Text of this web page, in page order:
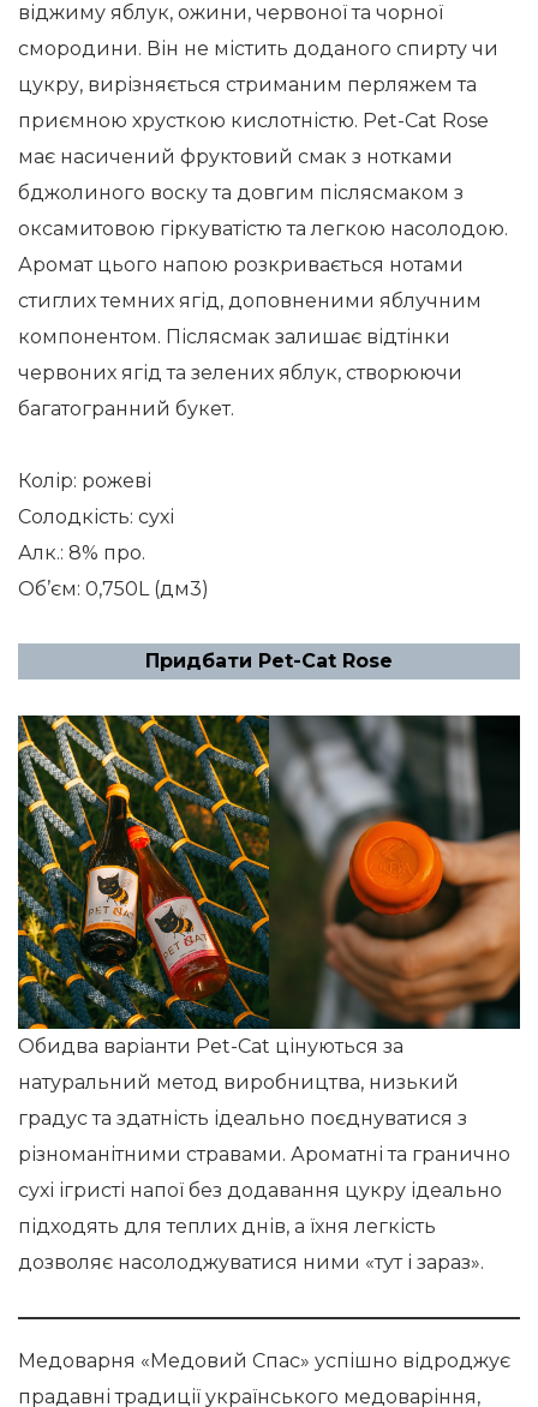
віджиму яблук, ожини, червоної та чорної
смородини. Він не містить доданого спирту чи
цукру, вирізняється стриманим перляжем та
приємною хрусткою кислотністю. Pet-Cat Rose
має насичений фруктовий смак з нотками
бджолиного воску та довгим післясмаком з
оксамитовою гіркуватістю та легкою насолодою.
Аромат цього напою розкривається нотами
стиглих темних ягід, доповненими яблучним
компонентом. Післясмак залишає відтінки
червоних ягід та зелених яблук, створюючи
багатогранний букет.
Колір: рожеві
Солодкість: сухі
Алк.: 8% про.
Об’єм: 0,750L (дм3)
Придбати Pet-Сat Rose
Обидва варіанти Pet-Cat цінуються за
натуральний метод виробництва, низький
градус та здатність ідеально поєднуватися з
різноманітними стравами. Ароматні та гранично
сухі ігристі напої без додавання цукру ідеально
підходять для теплих днів, а їхня легкість
дозволяє насолоджуватися ними «тут і зараз».
Медоварня «Медовий Спас» успішно відроджує
прадавні традиції українського медоваріння,